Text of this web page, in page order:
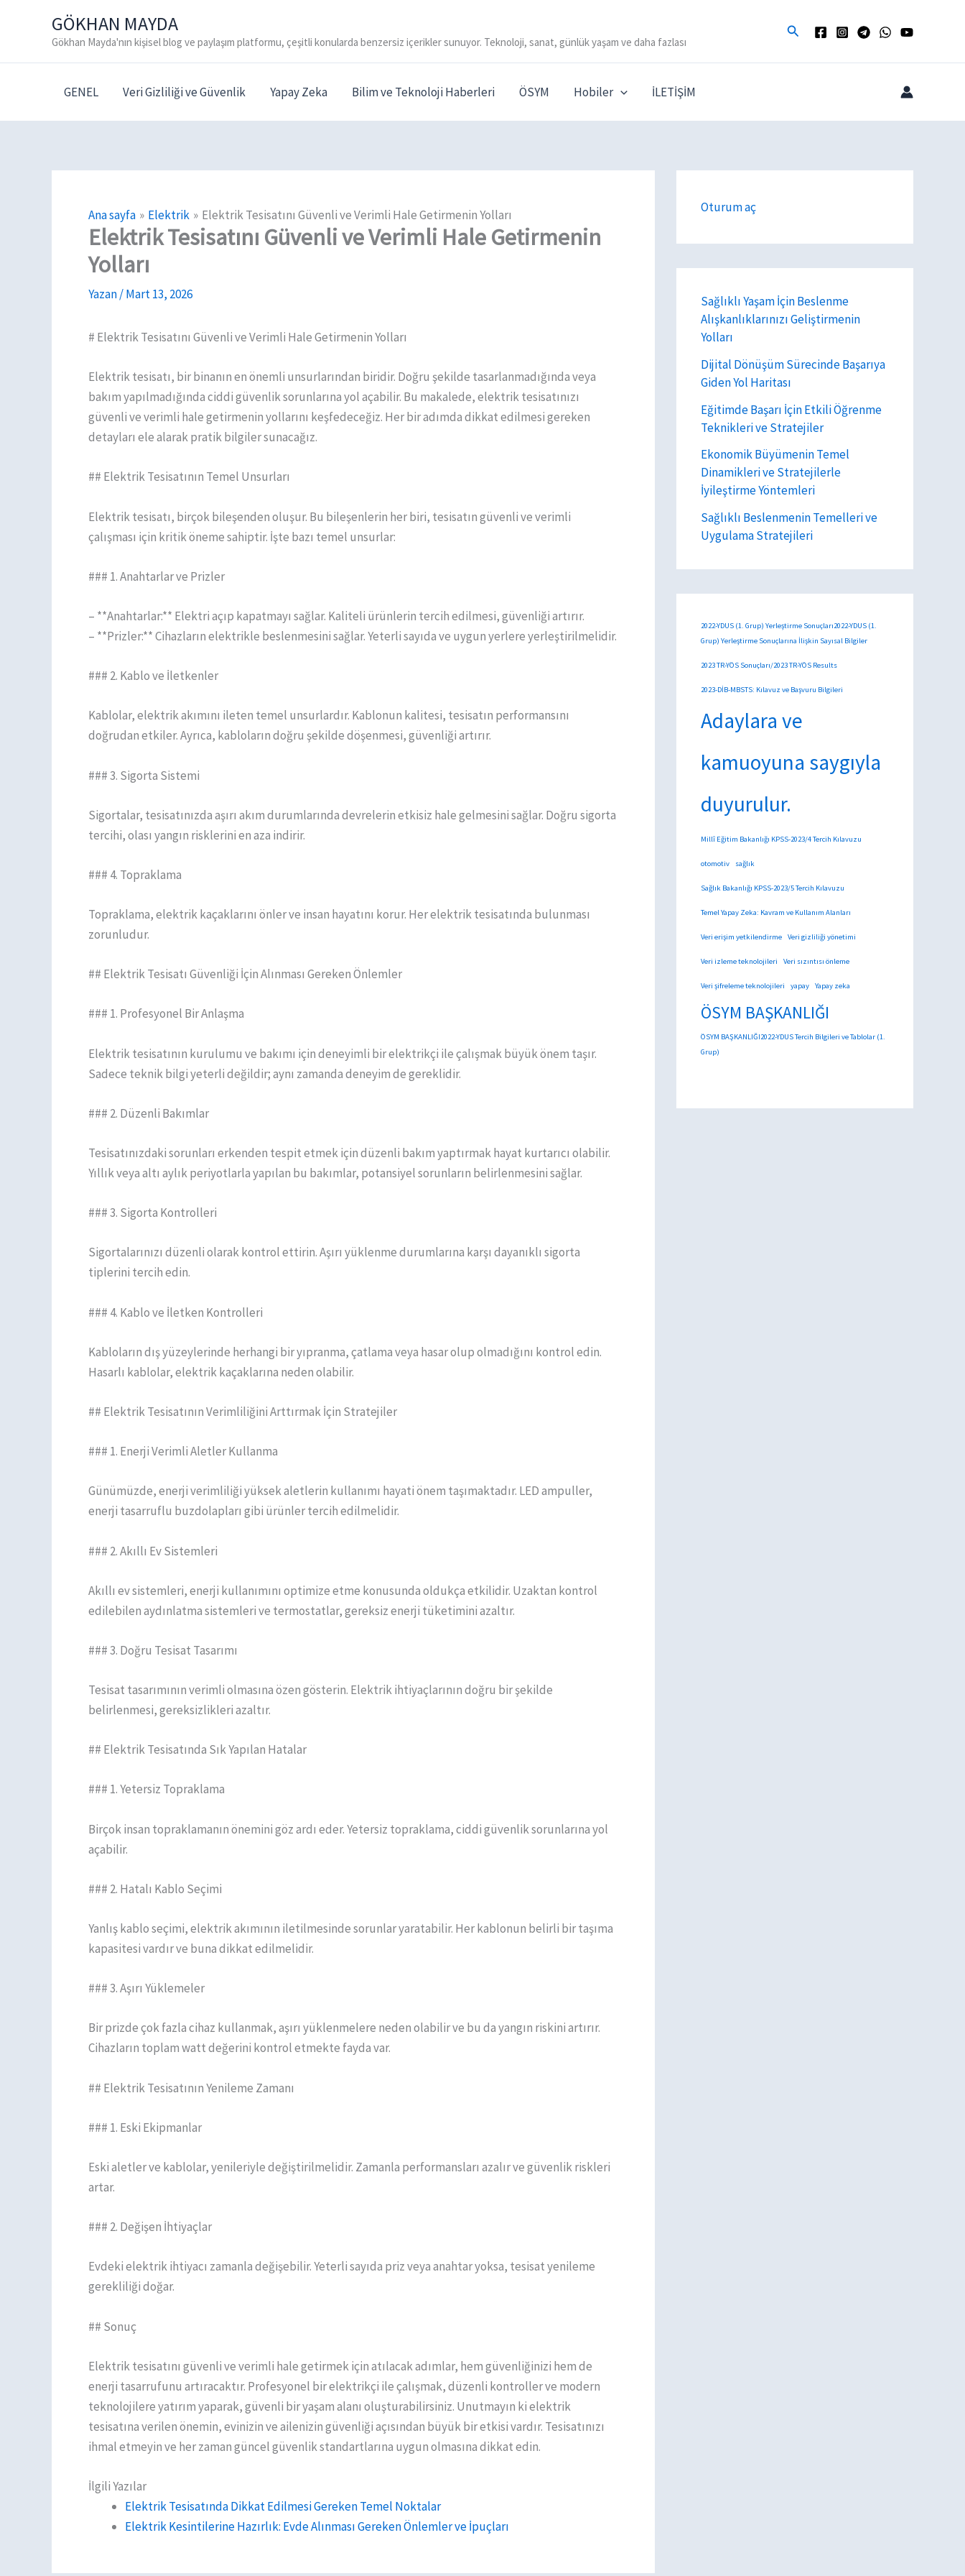
GÖKHAN MAYDA
Gökhan Mayda'nın kişisel blog ve paylaşım platformu, çeşitli konularda benzersiz içerikler sunuyor. Teknoloji, sanat, günlük yaşam ve daha fazlası
Arama
GENEL Veri Gizliliği ve Güvenlik Yapay Zeka Bilim ve Teknoloji Haberleri ÖSYM Hobiler İLETİŞİM
Ana sayfa Elektrik Elektrik Tesisatını Güvenli ve Verimli Hale Getirmenin Yolları
Elektrik Tesisatını Güvenli ve Verimli Hale Getirmenin
Yolları
Yazan/Mart 13, 2026
# Elektrik Tesisatını Güvenli ve Verimli Hale Getirmenin Yolları
Elektrik tesisatı, bir binanın en önemli unsurlarından biridir. Doğru şekilde tasarlanmadığında veya
bakım yapılmadığında ciddi güvenlik sorunlarına yol açabilir. Bu makalede, elektrik tesisatınızı
güvenli ve verimli hale getirmenin yollarını keşfedeceğiz. Her bir adımda dikkat edilmesi gereken
detayları ele alarak pratik bilgiler sunacağız.
## Elektrik Tesisatının Temel Unsurları
Elektrik tesisatı, birçok bileşenden oluşur. Bu bileşenlerin her biri, tesisatın güvenli ve verimli
çalışması için kritik öneme sahiptir. İşte bazı temel unsurlar:
### 1. Anahtarlar ve Prizler
– **Anahtarlar:** Elektri açıp kapatmayı sağlar. Kaliteli ürünlerin tercih edilmesi, güvenliği artırır.
– **Prizler:** Cihazların elektrikle beslenmesini sağlar. Yeterli sayıda ve uygun yerlere yerleştirilmelidir.
### 2. Kablo ve İletkenler
Kablolar, elektrik akımını ileten temel unsurlardır. Kablonun kalitesi, tesisatın performansını
doğrudan etkiler. Ayrıca, kabloların doğru şekilde döşenmesi, güvenliği artırır.
### 3. Sigorta Sistemi
Sigortalar, tesisatınızda aşırı akım durumlarında devrelerin etkisiz hale gelmesini sağlar. Doğru sigorta
tercihi, olası yangın risklerini en aza indirir.
### 4. Topraklama
Topraklama, elektrik kaçaklarını önler ve insan hayatını korur. Her elektrik tesisatında bulunması
zorunludur.
## Elektrik Tesisatı Güvenliği İçin Alınması Gereken Önlemler
### 1. Profesyonel Bir Anlaşma
Elektrik tesisatının kurulumu ve bakımı için deneyimli bir elektrikçi ile çalışmak büyük önem taşır.
Sadece teknik bilgi yeterli değildir; aynı zamanda deneyim de gereklidir.
### 2. Düzenli Bakımlar
Tesisatınızdaki sorunları erkenden tespit etmek için düzenli bakım yaptırmak hayat kurtarıcı olabilir.
Yıllık veya altı aylık periyotlarla yapılan bu bakımlar, potansiyel sorunların belirlenmesini sağlar.
### 3. Sigorta Kontrolleri
Sigortalarınızı düzenli olarak kontrol ettirin. Aşırı yüklenme durumlarına karşı dayanıklı sigorta
tiplerini tercih edin.
### 4. Kablo ve İletken Kontrolleri
Kabloların dış yüzeylerinde herhangi bir yıpranma, çatlama veya hasar olup olmadığını kontrol edin.
Hasarlı kablolar, elektrik kaçaklarına neden olabilir.
## Elektrik Tesisatının Verimliliğini Arttırmak İçin Stratejiler
### 1. Enerji Verimli Aletler Kullanma
Günümüzde, enerji verimliliği yüksek aletlerin kullanımı hayati önem taşımaktadır. LED ampuller,
enerji tasarruflu buzdolapları gibi ürünler tercih edilmelidir.
### 2. Akıllı Ev Sistemleri
Akıllı ev sistemleri, enerji kullanımını optimize etme konusunda oldukça etkilidir. Uzaktan kontrol
edilebilen aydınlatma sistemleri ve termostatlar, gereksiz enerji tüketimini azaltır.
### 3. Doğru Tesisat Tasarımı
Tesisat tasarımının verimli olmasına özen gösterin. Elektrik ihtiyaçlarının doğru bir şekilde
belirlenmesi, gereksizlikleri azaltır.
## Elektrik Tesisatında Sık Yapılan Hatalar
### 1. Yetersiz Topraklama
Birçok insan topraklamanın önemini göz ardı eder. Yetersiz topraklama, ciddi güvenlik sorunlarına yol
açabilir.
### 2. Hatalı Kablo Seçimi
Yanlış kablo seçimi, elektrik akımının iletilmesinde sorunlar yaratabilir. Her kablonun belirli bir taşıma
kapasitesi vardır ve buna dikkat edilmelidir.
### 3. Aşırı Yüklemeler
Bir prizde çok fazla cihaz kullanmak, aşırı yüklenmelere neden olabilir ve bu da yangın riskini artırır.
Cihazların toplam watt değerini kontrol etmekte fayda var.
## Elektrik Tesisatının Yenileme Zamanı
### 1. Eski Ekipmanlar
Eski aletler ve kablolar, yenileriyle değiştirilmelidir. Zamanla performansları azalır ve güvenlik riskleri
artar.
### 2. Değişen İhtiyaçlar
Evdeki elektrik ihtiyacı zamanla değişebilir. Yeterli sayıda priz veya anahtar yoksa, tesisat yenileme
gerekliliği doğar.
## Sonuç
Elektrik tesisatını güvenli ve verimli hale getirmek için atılacak adımlar, hem güvenliğinizi hem de
enerji tasarrufunu artıracaktır. Profesyonel bir elektrikçi ile çalışmak, düzenli kontroller ve modern
teknolojilere yatırım yaparak, güvenli bir yaşam alanı oluşturabilirsiniz. Unutmayın ki elektrik
tesisatına verilen önemin, evinizin ve ailenizin güvenliği açısından büyük bir etkisi vardır. Tesisatınızı
ihmal etmeyin ve her zaman güncel güvenlik standartlarına uygun olmasına dikkat edin.
İlgili Yazılar
Elektrik Tesisatında Dikkat Edilmesi Gereken Temel Noktalar
Elektrik Kesintilerine Hazırlık: Evde Alınması Gereken Önlemler ve İpuçları
Oturum aç
Sağlıklı Yaşam İçin Beslenme
Alışkanlıklarınızı Geliştirmenin
Yolları
Dijital Dönüşüm Sürecinde Başarıya
Giden Yol Haritası
Eğitimde Başarı İçin Etkili Öğrenme
Teknikleri ve Stratejiler
Ekonomik Büyümenin Temel
Dinamikleri ve Stratejilerle
İyileştirme Yöntemleri
Sağlıklı Beslenmenin Temelleri ve
Uygulama Stratejileri
2022-YDUS (1. Grup) Yerleştirme Sonuçları2022-YDUS (1.
Grup) Yerleştirme Sonuçlarına İlişkin Sayısal Bilgiler
2023 TR-YÖS Sonuçları/2023 TR-YÖS Results
2023-DİB-MBSTS: Kılavuz ve Başvuru Bilgileri
Adaylara ve
kamuoyuna saygıyla
duyurulur.
Millî Eğitim Bakanlığı KPSS-2023/4 Tercih Kılavuzu
otomotiv sağlık
Sağlık Bakanlığı KPSS-2023/5 Tercih Kılavuzu
Temel Yapay Zeka: Kavram ve Kullanım Alanları
Veri erişim yetkilendirme Veri gizliliği yönetimi
Veri izleme teknolojileri Veri sızıntısı önleme
Veri şifreleme teknolojileri yapay Yapay zeka
ÖSYM BAŞKANLIĞI
ÖSYM BAŞKANLIĞI2022-YDUS Tercih Bilgileri ve Tablolar (1.
Grup)